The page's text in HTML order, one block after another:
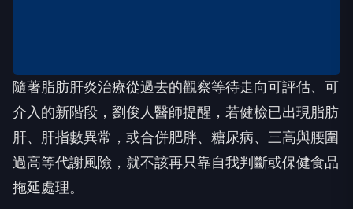
隨著脂肪肝炎治療從過去的觀察等待走向可評估、可
介入的新階段，劉俊人醫師提醒，若健檢已出現脂肪
肝、肝指數異常，或合併肥胖、糖尿病、三高與腰圍
過高等代謝風險，就不該再只靠自我判斷或保健食品
拖延處理。